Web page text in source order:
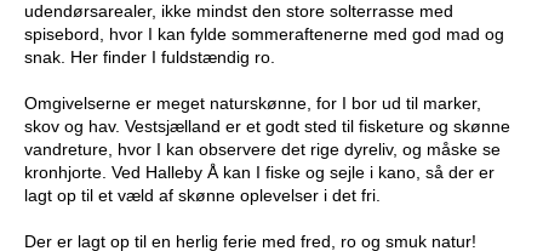
udendørsarealer, ikke mindst den store solterrasse med
spisebord, hvor I kan fylde sommeraftenerne med god mad og
snak. Her finder I fuldstændig ro.
Omgivelserne er meget naturskønne, for I bor ud til marker,
skov og hav. Vestsjælland er et godt sted til fisketure og skønne
vandreture, hvor I kan observere det rige dyreliv, og måske se
kronhjorte. Ved Halleby Å kan I fiske og sejle i kano, så der er
lagt op til et væld af skønne oplevelser i det fri.
Der er lagt op til en herlig ferie med fred, ro og smuk natur!